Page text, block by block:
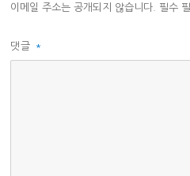
이메일 주소는 공개되지 않습니다. 필수
댓글 *